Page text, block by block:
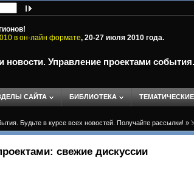
в он-лайн формате, 20-27 июля 2010 года.
новости. Управление проектами
САЙТА БИБЛИОТЕКА
Будьте в курсе всех новостей. Получайте рассылки! »
свежие дискуссии